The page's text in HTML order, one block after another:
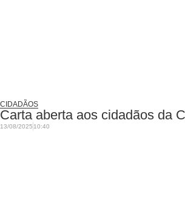
CIDADÃOS
Carta aberta aos cidadãos da
13/08/2025 10:40